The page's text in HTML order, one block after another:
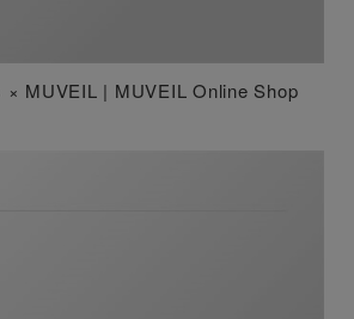
MUVEIL | MUVEIL Online Shop